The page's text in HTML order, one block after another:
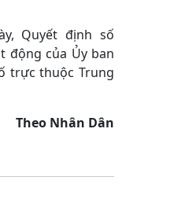
Quyết định số
động của Ủy ban
trực thuộc Trung
Theo Nhân Dân